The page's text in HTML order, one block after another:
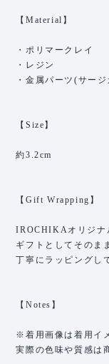
【Material】
・ポリマークレイ
・レジン
・金属パーツ(サー
【Size】
約3.2cm
【Gift Wrapping】
IROCHIKAオリジナ
ギフトとしてそのま
丁寧にラッピングし
【Notes】
※着用画像は着用イ
実際の色味や質感は